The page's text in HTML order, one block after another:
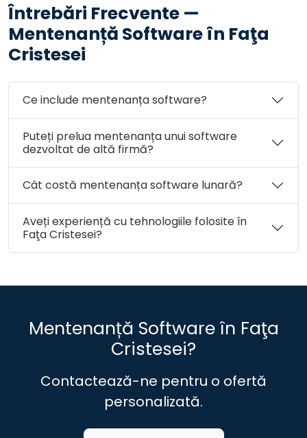
Întrebări Frecvente —
Mentenanță Software în Faţa
Cristesei
Ce include mentenanța software?
Puteți prelua mentenanța unui software
dezvoltat de altă firmă?
Cât costă mentenanța software lunară?
Aveți experiență cu tehnologiile folosite în
Faţa Cristesei?
Mentenanță Software în Faţa
Cristesei?
Contactează-ne pentru o ofertă
personalizată.